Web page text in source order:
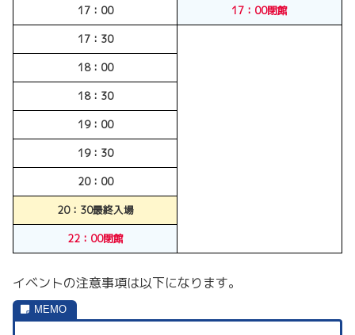
17：00
17：00閉館
17：30
18：00
18：30
19：00
19：30
20：00
20：30最終入場
22：00閉館
イベントの注意事項は以下になります。